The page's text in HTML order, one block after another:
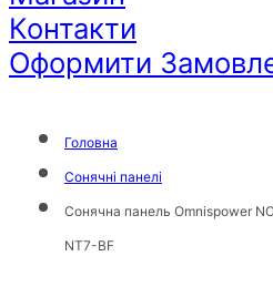
Контакти
Оформити
Головна
Сонячні панелі
Сонячна панель Omnispower
NT7-BF